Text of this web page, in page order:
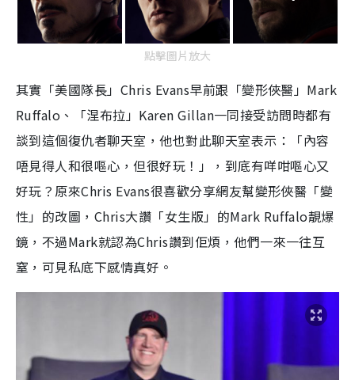
點擊圖片放大
其實「美國隊長」Chris Evans早前跟「變形俠醫」Mark
Ruffalo、「涅布拉」Karen Gillan一同接受訪問時都有
談到這個復仇者聊天室，他也對此聊天室表示：「內容
唔見得人和很嘔心，但很好玩！」，到底有咩咁嘔心又
好玩？原來Chris Evans很喜歡分享網友幫變形俠醫「變
性」的改圖，Chris大讚「女生版」的Mark Ruffalo靚爆
鏡，不過Mark就認為Chris讚到佢煩，他們一來一往互
窒，可見私底下感情真好。